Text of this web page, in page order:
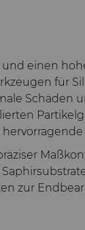
einen
für
Schäden
zur